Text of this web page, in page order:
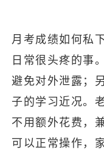
月考成绩如何私
日常很头疼的事
避免对外泄露；
子的学习近况。
不用额外花费，
可以正常操作，